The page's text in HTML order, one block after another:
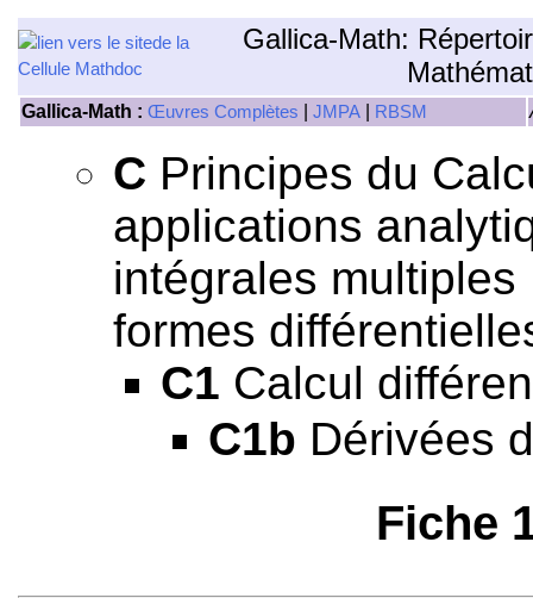
Gallica-Math:
Gallica-Math : Œuvres Complètes JMPA RBSM
C Principes du
applications
intégrales
formes
C1 Calcul
C1b Dérivées
Fiche